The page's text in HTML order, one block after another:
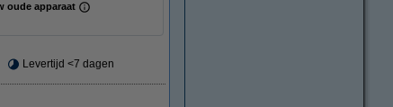
oude apparaat
Levertijd <7 dagen